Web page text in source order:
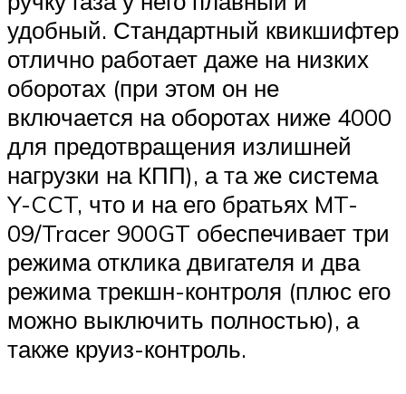
удобный. Стандартный квикшифтер
отлично работает даже на низких
оборотах (при этом он не
включается на оборотах ниже 4000
для предотвращения излишней
нагрузки на КПП), а та же система
Y-CCT, что и на его братьях MT-
09/Tracer 900GT обеспечивает три
режима отклика двигателя и два
режима трекшн-контроля (плюс его
можно выключить полностью), а
также круиз-контроль.